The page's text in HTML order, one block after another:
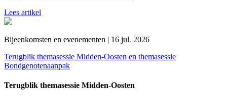
Lees artikel
Bijeenkomsten en evenementen | 16 jul. 2026
Terugblik themasessie Midden-Oosten en themasessie
Bondgenotenaanpak
Terugblik themasessie Midden-Oosten